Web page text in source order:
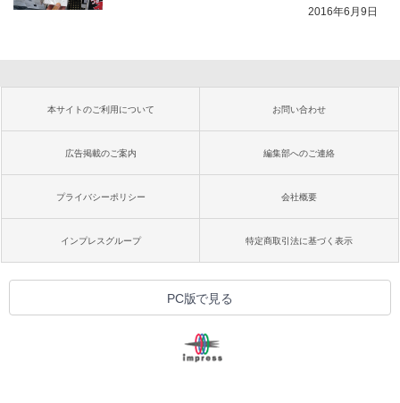
2016年6月9日
本サイトのご利用について お問い合わせ
広告掲載のご案内 編集部へのご連絡
プライバシーポリシー 会社概要
インプレスグループ 特定商取引法に基づく表示
PC版で見る